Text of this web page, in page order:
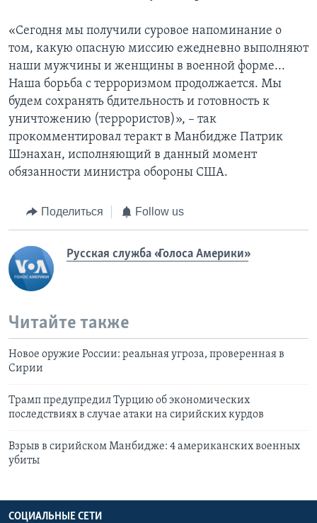
«Сегодня мы получили суровое напоминание о
том, какую опасную миссию ежедневно выполняют
наши мужчины и женщины в военной форме...
Наша борьба с терроризмом продолжается. Мы
будем сохранять бдительность и готовность к
уничтожению (террористов)», – так
прокомментировал теракт в Манбидже Патрик
Шэнахан, исполняющий в данный момент
обязанности министра обороны США.
Поделиться Follow us
Русская служба «Голоса Америки»
Читайте также
Новое оружие России: реальная угроза, проверенная в
Сирии
Трамп предупредил Турцию об экономических
последствиях в случае атаки на сирийских курдов
Взрыв в сирийском Манбидже: 4 американских военных
убиты
СОЦИАЛЬНЫЕ СЕТИ